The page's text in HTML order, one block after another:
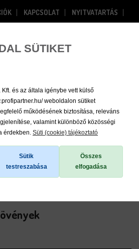
SÜTIKET
Kft. és az általa igénybe vett külső
weboldalon sütiket
működésének biztosítása, releváns
valamint különböző közösségi
érdekben. Süti (cookie) tájékoztató
Sütik
testreszabása
Összes
elfogadása
KAPCSOLAT
NYITVATARTÁS
Regisztráció
/ Növények / Vízinövények